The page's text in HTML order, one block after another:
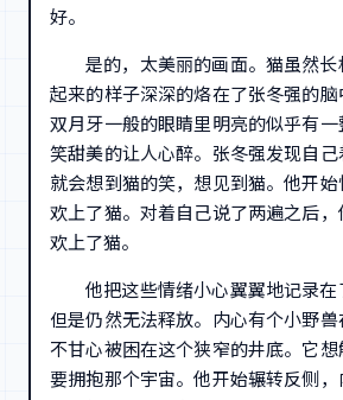
好。
是的，太美丽的画面。猫虽然
起来的样子深深的烙在了张冬强的
双月牙一般的眼睛里明亮的似乎有
笑甜美的让人心醉。张冬强发现自
就会想到猫的笑，想见到猫。他开
欢上了猫。对着自己说了两遍之后
欢上了猫。
他把这些情绪小心翼翼地记录在
但是仍然无法释放。内心有个小野
不甘心被困在这个狭窄的井底。它
要拥抱那个宇宙。他开始辗转反侧